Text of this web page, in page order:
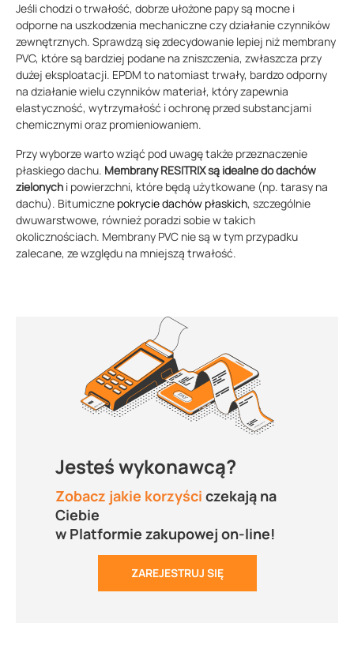
Jeśli chodzi o trwałość, dobrze ułożone papy są mocne i
odporne na uszkodzenia mechaniczne czy działanie czynników
zewnętrznych. Sprawdzą się zdecydowanie lepiej niż membrany
PVC, które są bardziej podane na zniszczenia, zwłaszcza przy
dużej eksploatacji. EPDM to natomiast trwały, bardzo odporny
na działanie wielu czynników materiał, który zapewnia
elastyczność, wytrzymałość i ochronę przed substancjami
chemicznymi oraz promieniowaniem.
Przy wyborze warto wziąć pod uwagę także przeznaczenie
płaskiego dachu. Membrany RESITRIX są idealne do dachów
zielonych i powierzchni, które będą użytkowane (np. tarasy na
dachu). Bitumiczne pokrycie dachów płaskich, szczególnie
dwuwarstwowe, również poradzi sobie w takich
okolicznościach. Membrany PVC nie są w tym przypadku
zalecane, ze względu na mniejszą trwałość.
Jesteś wykonawcą?
Zobacz jakie korzyści czekają na
Ciebie
w Platformie zakupowej on-line!
ZAREJESTRUJ SIĘ